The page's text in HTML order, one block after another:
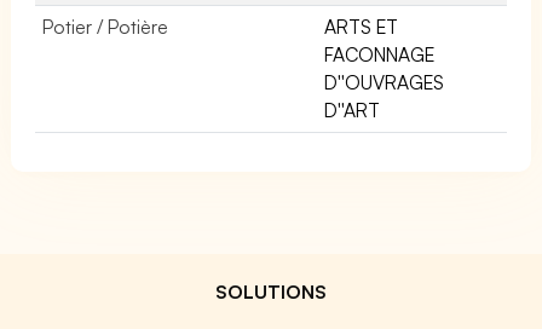
Potier / Potière
ARTS ET
FACONNAGE
D''OUVRAGES
D''ART
SOLUTIONS